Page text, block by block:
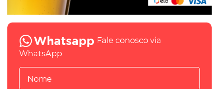
Fale conosco via
WhatsApp